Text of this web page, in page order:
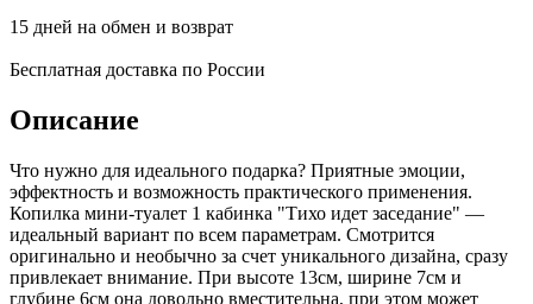
15 дней на обмен и возврат
Бесплатная доставка по России
Описание
Что нужно для идеального подарка? Приятные эмоции,
эффектность и возможность практического применения.
Копилка мини-туалет 1 кабинка "Тихо идет заседание" —
идеальный вариант по всем параметрам. Смотрится
оригинально и необычно за счет уникального дизайна, сразу
привлекает внимание. При высоте 13см, ширине 7см и
глубине 6см она довольно вместительна, при этом может